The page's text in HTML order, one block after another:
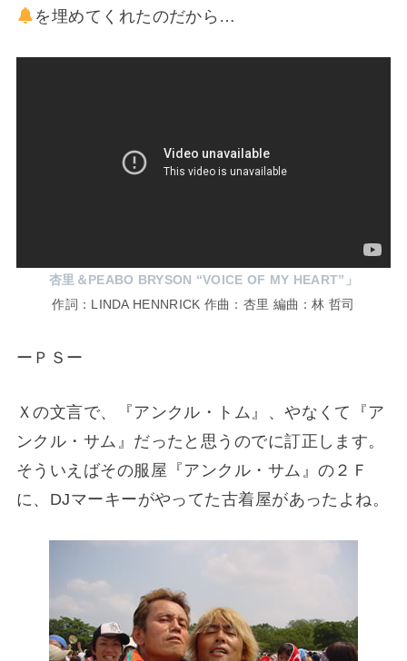
を埋めてくれたのだから…
杏里＆PEABO BRYSON “VOICE OF MY HEART”」
作詞：LINDA HENNRICK 作曲：杏里 編曲：林 哲司
ーＰＳー
Ｘの文言で、『アンクル・トム』、やなくて『ア
ンクル・サム』だったと思うのでに訂正します。
そういえばその服屋『アンクル・サム』の２Ｆ
に、DJマーキーがやってた古着屋があったよね。